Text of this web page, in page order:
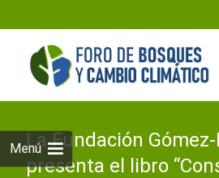
MenúLa Fundación
presenta el libro